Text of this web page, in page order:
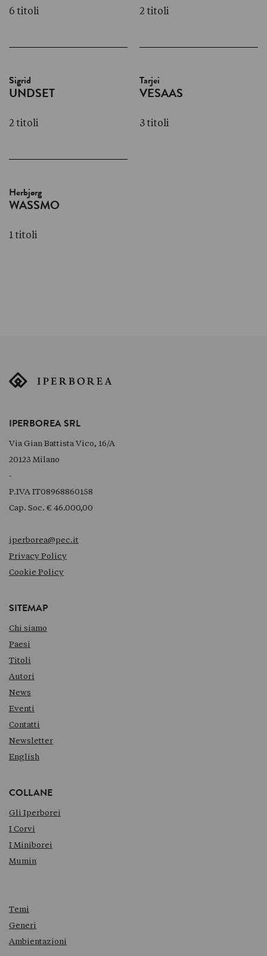
6 titoli 2 titoli
Sigrid
UNDSET
2 titoli
Tarjei
VESAAS
3 titoli
Herbjørg
WASSMO
1 titoli
IPERBOREA SRL
Via Gian Battista Vico, 16/A
20123 Milano
-
P.IVA IT08968860158
Cap. Soc. € 46.000,00
iperborea@pec.it
Privacy Policy
Cookie Policy
SITEMAP
Chi siamo
Paesi
Titoli
Autori
News
Eventi
Contatti
Newsletter
English
COLLANE
Gli Iperborei
I Corvi
I Miniborei
Mumin
Temi
Generi
Ambientazioni